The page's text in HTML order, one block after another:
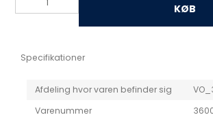
KØB
Specifikationer
Afdeling hvor varen befinder sig
Varenummer